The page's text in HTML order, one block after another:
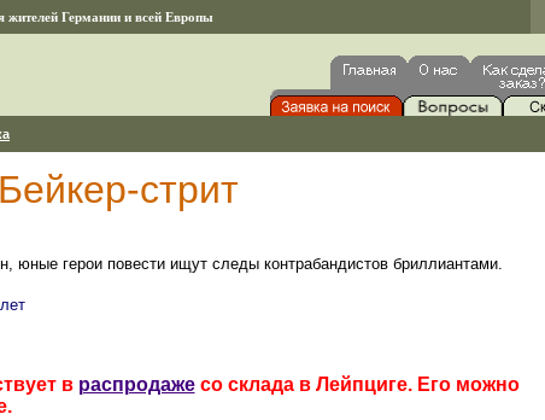
Германии и всей Европы
стрит
юные герои повести ищут следы контрабандистов бриллиантами.
в распродажесо склада в Лейпциге. Его можно